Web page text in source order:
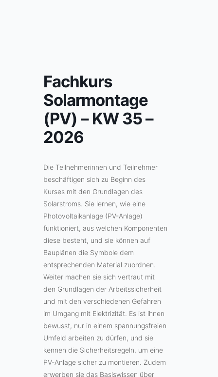
Fachkurs
Solarmontage
(PV) – KW 35 –
2026
Die Teilnehmerinnen und Teilnehmer
beschäftigen sich zu Beginn des
Kurses mit den Grundlagen des
Solarstroms. Sie lernen, wie eine
Photovoltaikanlage (PV-Anlage)
funktioniert, aus welchen Komponenten
diese besteht, und sie können auf
Bauplänen die Symbole dem
entsprechenden Material zuordnen.
Weiter machen sie sich vertraut mit
den Grundlagen der Arbeitssicherheit
und mit den verschiedenen Gefahren
im Umgang mit Elektrizität. Es ist ihnen
bewusst, nur in einem spannungsfreien
Umfeld arbeiten zu dürfen, und sie
kennen die Sicherheitsregeln, um eine
PV-Anlage sicher zu montieren. Zudem
erwerben sie das Basiswissen über